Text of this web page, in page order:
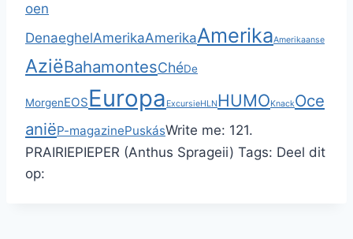
oen
DenaeghelAmerikaAmerikaAmerikaAmerikaanse
AziëBahamontesChéDe
MorgenEOSEuropa ExcursieHLNHUMOKnackOce
aniëP-magazinePuskásWrite me: 121.
PRAIRIEPIEPER (Anthus Sprageii) Tags: Deel dit
op: